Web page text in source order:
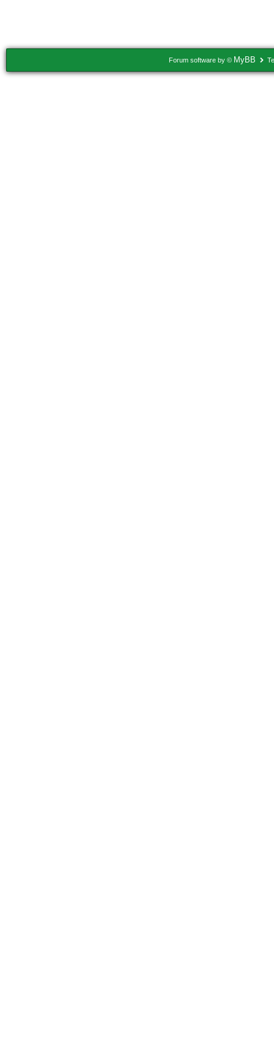
Forum software by © MyBB